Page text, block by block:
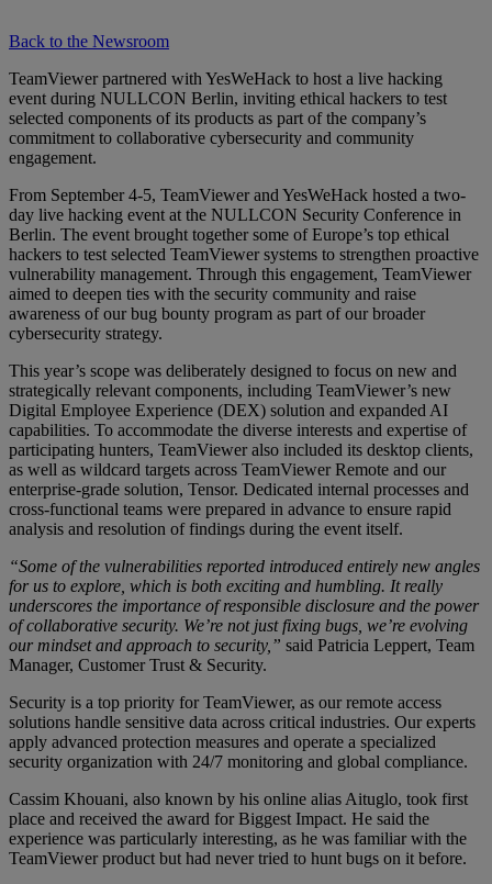
Back to the Newsroom
TeamViewer partnered with YesWeHack to host a live hacking
event during NULLCON Berlin, inviting ethical hackers to test
selected components of its products as part of the company’s
commitment to collaborative cybersecurity and community
engagement.
From September 4-5, TeamViewer and YesWeHack hosted a two-
day live hacking event at the NULLCON Security Conference in
Berlin. The event brought together some of Europe’s top ethical
hackers to test selected TeamViewer systems to strengthen proactive
vulnerability management. Through this engagement, TeamViewer
aimed to deepen ties with the security community and raise
awareness of our bug bounty program as part of our broader
cybersecurity strategy.
This year’s scope was deliberately designed to focus on new and
strategically relevant components, including TeamViewer’s new
Digital Employee Experience (DEX) solution and expanded AI
capabilities. To accommodate the diverse interests and expertise of
participating hunters, TeamViewer also included its desktop clients,
as well as wildcard targets across TeamViewer Remote and our
enterprise-grade solution, Tensor. Dedicated internal processes and
cross-functional teams were prepared in advance to ensure rapid
analysis and resolution of findings during the event itself.
“Some of the vulnerabilities reported introduced entirely new angles
for us to explore, which is both exciting and humbling. It really
underscores the importance of responsible disclosure and the power
of collaborative security. We’re not just fixing bugs, we’re evolving
our mindset and approach to security,” said Patricia Leppert, Team
Manager, Customer Trust & Security.
Security is a top priority for TeamViewer, as our remote access
solutions handle sensitive data across critical industries. Our experts
apply advanced protection measures and operate a specialized
security organization with 24/7 monitoring and global compliance.
Cassim Khouani, also known by his online alias Aituglo, took first
place and received the award for Biggest Impact. He said the
experience was particularly interesting, as he was familiar with the
TeamViewer product but had never tried to hunt bugs on it before.